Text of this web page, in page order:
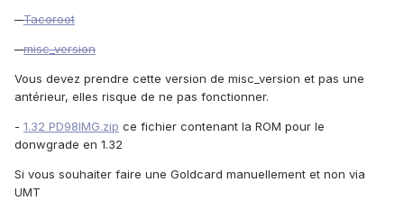
-Tacoroot
-misc_version
Vous devez prendre cette version de misc_version et pas une
antérieur, elles risque de ne pas fonctionner.
- 1.32 PD98IMG.zip ce fichier contenant la ROM pour le
donwgrade en 1.32
Si vous souhaiter faire une Goldcard manuellement et non via
UMT